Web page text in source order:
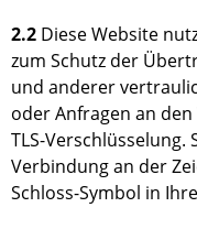
2.2 Diese Website
zum Schutz der
und anderer
oder Anfragen an
TLS-
Verbindung an der
Schloss-Symbol in